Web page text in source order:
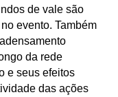
de vale são
evento. Também
da rede
e seus efeitos
das ações